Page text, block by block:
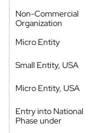
Non-Commercial
Organization
Micro Entity
Small Entity, USA
Micro Entity, USA
Entry into National
Phase under